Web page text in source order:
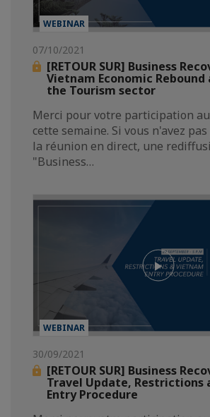
WEBINAR
07/10/2021
[RETOUR SUR] Business
Vietnam Economic Rebound
the Tourism sector
Merci pour votre participation
cette semaine. Si vous n'avez
la réunion en direct, une
"Business…
WEBINAR
30/09/2021
[RETOUR SUR] Business
Travel Update, Restrictions
Entry Procedure